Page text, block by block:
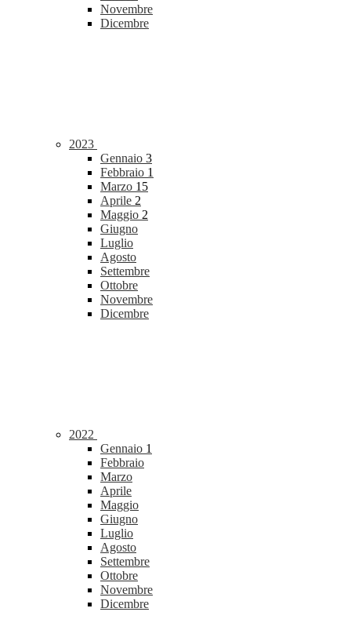
Novembre
Dicembre
2023
Gennaio 3
Febbraio 1
Marzo 15
Aprile 2
Maggio 2
Giugno
Luglio
Agosto
Settembre
Ottobre
Novembre
Dicembre
2022
Gennaio 1
Febbraio
Marzo
Aprile
Maggio
Giugno
Luglio
Agosto
Settembre
Ottobre
Novembre
Dicembre